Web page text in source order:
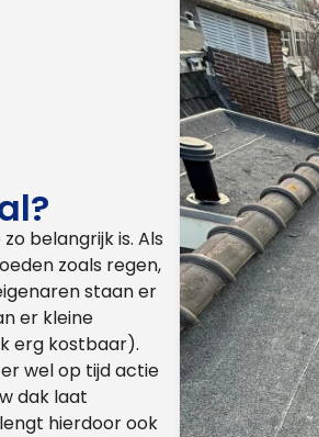
belangrijk is. Als
zoals regen,
staan er
er kleine
erg kostbaar).
wel op tijd actie
dak laat
hierdoor ook